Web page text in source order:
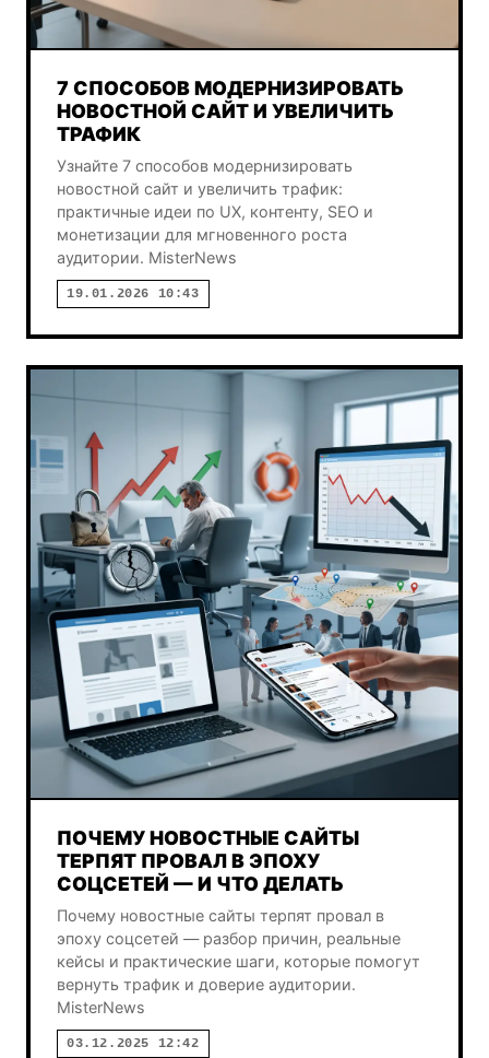
7 СПОСОБОВ МОДЕРНИЗИРОВАТЬ
НОВОСТНОЙ САЙТ И УВЕЛИЧИТЬ
ТРАФИК
Узнайте 7 способов модернизировать
новостной сайт и увеличить трафик:
практичные идеи по UX, контенту, SEO и
монетизации для мгновенного роста
аудитории. MisterNews
19.01.2026 10:43
ПОЧЕМУ НОВОСТНЫЕ САЙТЫ
ТЕРПЯТ ПРОВАЛ В ЭПОХУ
СОЦСЕТЕЙ — И ЧТО ДЕЛАТЬ
Почему новостные сайты терпят провал в
эпоху соцсетей — разбор причин, реальные
кейсы и практические шаги, которые помогут
вернуть трафик и доверие аудитории.
MisterNews
03.12.2025 12:42